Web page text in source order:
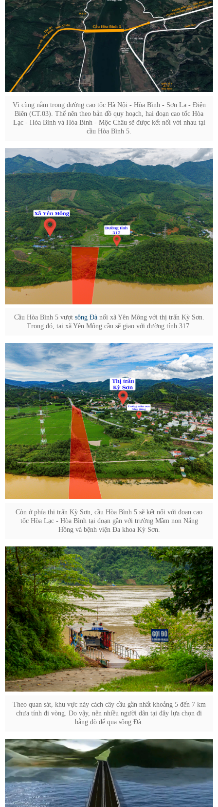
Vì cùng nằm trong đường cao tốc Hà Nội - Hòa Bình - Sơn La - Điện
Biên (CT.03). Thế nên theo bản đồ quy hoạch, hai đoạn cao tốc Hòa
Lạc - Hòa Bình và Hòa Bình - Mộc Châu sẽ được kết nối với nhau tại
cầu Hòa Bình 5.
Cầu Hòa Bình 5 vượt sông Đànối xã Yên Mông với thị trấn Kỳ Sơn.
Trong đó, tại xã Yên Mông cầu sẽ giao với đường tỉnh 317.
Còn ở phía thị trấn Kỳ Sơn, cầu Hòa Bình 5 sẽ kết nối với đoạn cao
tốc Hòa Lạc - Hòa Bình tại đoạn gần với trường Mầm non Nắng
Hồng và bệnh viện Đa khoa Kỳ Sơn.
Theo quan sát, khu vực này cách cây cầu gần nhất khoảng 5 đến 7 km
chưa tính đi vòng. Do vậy, nên nhiều người dân tại đây lựa chọn đi
bằng đò để qua sông Đà.